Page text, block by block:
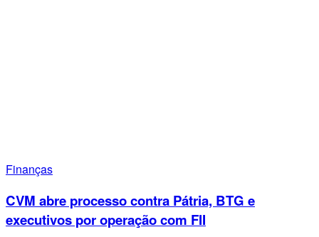
Finanças
CVM abre processo contra Pátria, BTG e
executivos por operação com FII